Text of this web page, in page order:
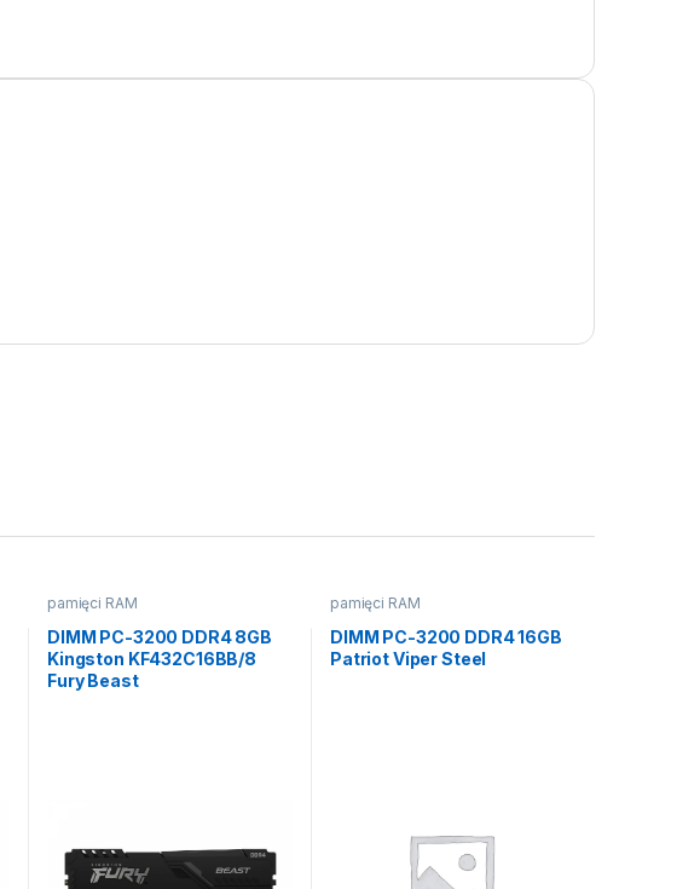
pamięci RAM
DIMM PC-3200 DDR4 8GB
Kingston KF432C16BB/8
Fury Beast
pamięci RAM
DIMM PC-3200 DDR4 16GB
Patriot Viper Steel